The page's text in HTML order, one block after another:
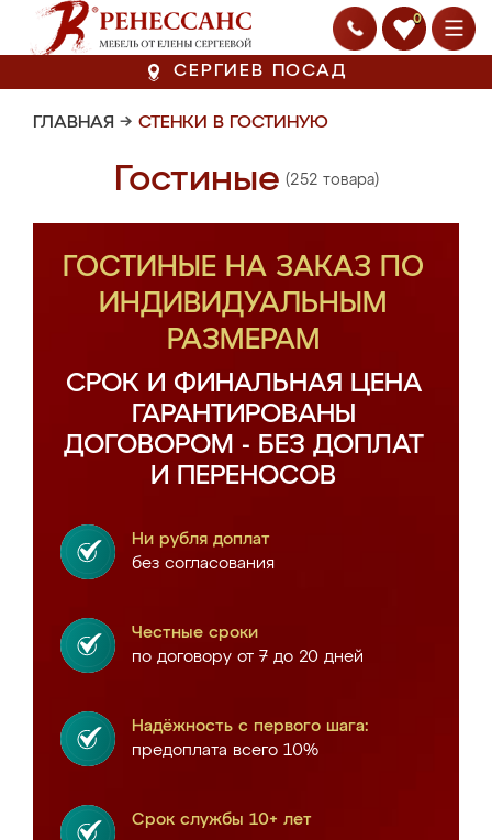
0
СЕРГИЕВ ПОСАД
ГЛАВНАЯ → СТЕНКИ В ГОСТИНУЮ
Гостиные (252 товара)
ГОСТИНЫЕ НА ЗАКАЗ ПО
ИНДИВИДУАЛЬНЫМ
РАЗМЕРАМ
СРОК И ФИНАЛЬНАЯ ЦЕНА
ГАРАНТИРОВАНЫ
ДОГОВОРОМ - БЕЗ ДОПЛАТ
И ПЕРЕНОСОВ
Ни рубля доплат
без согласования
Честные сроки
по договору от 7 до 20 дней
Надёжность с первого шага:
предоплата всего 10%
Срок службы 10+ лет